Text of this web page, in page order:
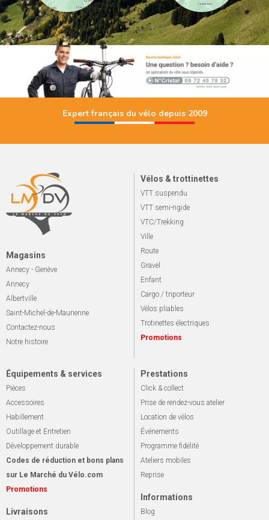
Expert français du vélo depuis 2009
Magasins
Annecy - Genève
Annecy
Albertville
Saint-Michel-de-Maurienne
Contactez-nous
Notre histoire
Vélos & trottinettes
VTT suspendu
VTT semi-rigide
VTC/Trekking
Ville
Route
Gravel
Enfant
Cargo / triporteur
Vélos pliables
Trotinettes électriques
Promotions
Équipements & services
Pièces
Accessoires
Habillement
Outillage et Entretien
Développement durable
Codes de réduction et bons plans
sur Le Marché du Vélo.com
Promotions
Livraisons
Prestations
Click & collect
Prise de rendez-vous atelier
Location de vélos
Événements
Programme fidélité
Ateliers mobiles
Reprise
Informations
Blog